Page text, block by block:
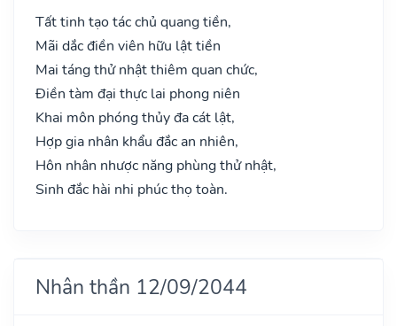
Tất tinh tạo tác chủ quang tiền,
Mãi dắc điền viên hữu lật tiền
Mai táng thử nhật thiêm quan chức,
Điền tàm đại thực lai phong niên
Khai môn phóng thủy đa cát lật,
Hợp gia nhân khẩu đắc an nhiên,
Hôn nhân nhược năng phùng thử nhật,
Sinh đắc hài nhi phúc thọ toàn.
Nhân thần 12/09/2044